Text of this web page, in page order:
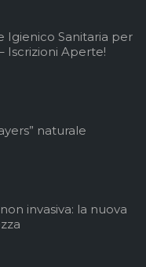
Igienico Sanitaria per
Iscrizioni Aperte!
naturale
invasiva: la nuova